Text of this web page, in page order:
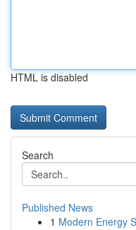
HTML is disabled
Search
Published News
1 Modern Energy